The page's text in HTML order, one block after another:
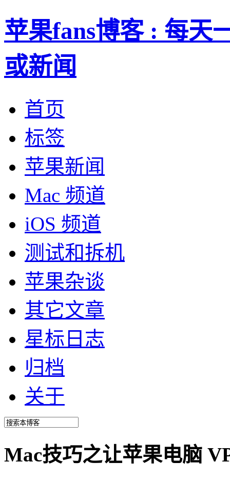
苹果fans博客 : 每天
或新闻
首页
标签
苹果新闻
Mac 频道
iOS 频道
测试和拆机
苹果杂谈
其它文章
星标日志
归档
关于
Mac技巧之让苹果电脑